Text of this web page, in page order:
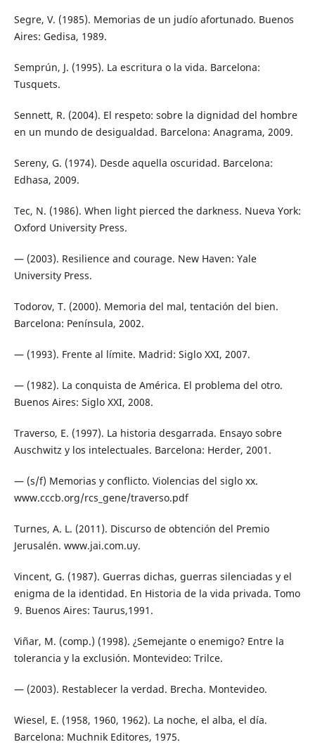
Segre, V. (1985). Memorias de un judío afortunado. Buenos
Aires: Gedisa, 1989.
Semprún, J. (1995). La escritura o la vida. Barcelona:
Tusquets.
Sennett, R. (2004). El respeto: sobre la dignidad del hombre
en un mundo de desigualdad. Barcelona: Anagrama, 2009.
Sereny, G. (1974). Desde aquella oscuridad. Barcelona:
Edhasa, 2009.
Tec, N. (1986). When light pierced the darkness. Nueva York:
Oxford University Press.
— (2003). Resilience and courage. New Haven: Yale
University Press.
Todorov, T. (2000). Memoria del mal, tentación del bien.
Barcelona: Península, 2002.
— (1993). Frente al límite. Madrid: Siglo XXI, 2007.
— (1982). La conquista de América. El problema del otro.
Buenos Aires: Siglo XXI, 2008.
Traverso, E. (1997). La historia desgarrada. Ensayo sobre
Auschwitz y los intelectuales. Barcelona: Herder, 2001.
— (s/f) Memorias y conflicto. Violencias del siglo xx.
www.cccb.org/rcs_gene/traverso.pdf
Turnes, A. L. (2011). Discurso de obtención del Premio
Jerusalén. www.jai.com.uy.
Vincent, G. (1987). Guerras dichas, guerras silenciadas y el
enigma de la identidad. En Historia de la vida privada. Tomo
9. Buenos Aires: Taurus,1991.
Viñar, M. (comp.) (1998). ¿Semejante o enemigo? Entre la
tolerancia y la exclusión. Montevideo: Trilce.
— (2003). Restablecer la verdad. Brecha. Montevideo.
Wiesel, E. (1958, 1960, 1962). La noche, el alba, el día.
Barcelona: Muchnik Editores, 1975.